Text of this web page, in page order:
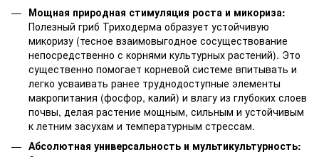
Мощная природная стимуляция роста и микориза:
Полезный гриб Триходерма образует устойчивую
микоризу (тесное взаимовыгодное сосуществование
непосредственно с корнями культурных растений). Это
существенно помогает корневой системе впитывать и
легко усваивать ранее труднодоступные элементы
макропитания (фосфор, калий) и влагу из глубоких слоев
почвы, делая растение мощным, сильным и устойчивым
к летним засухам и температурным стрессам.
Абсолютная универсальность и мультикультурность: